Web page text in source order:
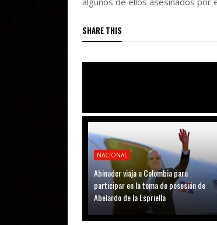
SHARE THIS
NACIONAL
Abinader viaja a Colombia para
participar en la toma de posesión de
Abelardo de la Espriella